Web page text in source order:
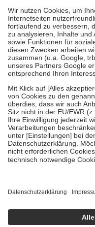
höchstens zehn Euro.
Es
Kosten der Leistung zu
Diese Regeln gelten
Bei Heilmitteln und
Zuzahlung zehn Prozent
Verordnung.
Um das Engagement der
stärken und die besondere
fallenkeine Zuzahlungenan
• Kindern und
mit Ausnahme der
• Untersuchungen zur
GKV getragen werden
• empfohlenen
• Harn- und Blutteststreifen
getroffen, um
https://help.etrusted.com/